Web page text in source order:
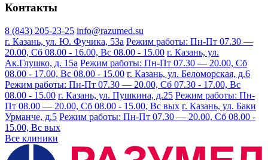
Контакты
8 (843) 205-23-25 info@razumed.su
г. Казань, ул. Ю. Фучика, 53а Режим работы: Пн-Пт 07.30 —
20.00, Сб 08.00 - 16.00, Вс 08.00 - 15.00 г. Казань, ул.
Ак.Глушко, д. 15а Режим работы: Пн-Пт 07.30 — 20.00, Сб
08.00 - 17.00, Вс 08.00 - 15.00 г. Казань, ул. Беломорская, д.6
Режим работы: Пн-Пт 07.30 — 20.00, Сб 07.30 - 17.00, Вс
08.00 - 15.00 г. Казань, ул. Пушкина, д.25 Режим работы: Пн-
Пт 08.00 — 20.00, Сб 08.00 - 15.00, Вс вых г. Казань, ул. Баки
Урманче, д.5 Режим работы: Пн-Пт 07.30 — 20.00, Сб 08.00 -
15.00, Вс вых
Все клиники